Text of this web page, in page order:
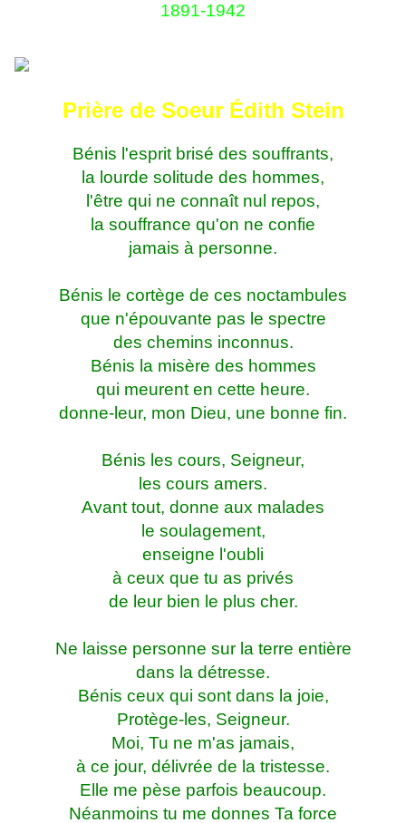
1891-1942
Prière de Soeur Édith Stein
Bénis l'esprit brisé des souffrants,
la lourde solitude des hommes,
l'être qui ne connaît nul repos,
la souffrance qu'on ne confie
jamais à personne.
Bénis le cortège de ces noctambules
que n'épouvante pas le spectre
des chemins inconnus.
Bénis la misère des hommes
qui meurent en cette heure.
donne-leur, mon Dieu, une bonne fin.
Bénis les cours, Seigneur,
les cours amers.
Avant tout, donne aux malades
le soulagement,
enseigne l'oubli
à ceux que tu as privés
de leur bien le plus cher.
Ne laisse personne sur la terre entière
dans la détresse.
Bénis ceux qui sont dans la joie,
Protège-les, Seigneur.
Moi, Tu ne m'as jamais,
à ce jour, délivrée de la tristesse.
Elle me pèse parfois beaucoup.
Néanmoins tu me donnes Ta force